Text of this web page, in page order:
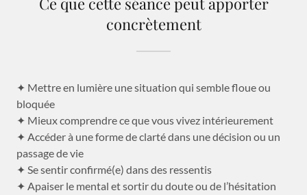
concrètement
✦ Mettre en lumière une situation qui semble floue ou
bloquée
✦ Mieux comprendre ce que vous vivez intérieurement
✦ Accéder à une forme de clarté dans une décision ou un
passage de vie
✦ Se sentir confirmé(e) dans des ressentis
✦ Apaiser le mental et sortir du doute ou de l’hésitation